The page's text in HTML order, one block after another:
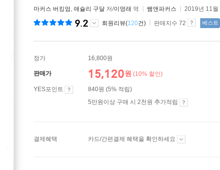
마커스 버킹엄 , 애슐리 구달 저/이영래 역 쌤앤파커스 2019년 11월
9.2 회원리뷰(120건) 판매지수 72 베스트
정가 16,800원
판매가 15,120원 (10% 할인)
YES포인트
840원 (5% 적립)
5만원이상 구매 시 2천원 추가적립
결제혜택 카드/간편결제 혜택을 확인하세요